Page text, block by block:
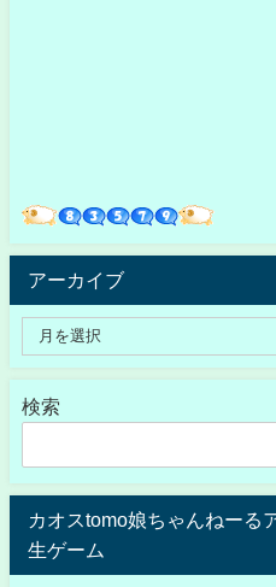
アーカイブ
検索
カオスtomo娘ちゃんねーる
生ゲーム